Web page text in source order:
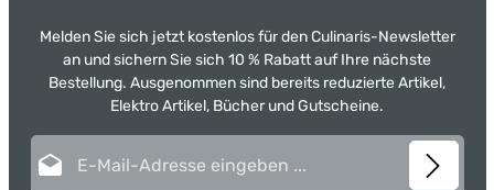
Melden Sie sich jetzt kostenlos für den Culinaris-Newsletter
an und sichern Sie sich 10 % Rabatt auf Ihre nächste
Bestellung. Ausgenommen sind bereits reduzierte Artikel,
Elektro Artikel, Bücher und Gutscheine.